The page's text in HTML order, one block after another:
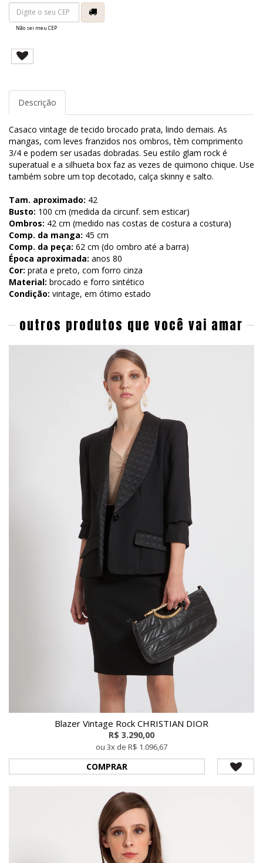
Não sei meu CEP
Descrição
Casaco vintage de tecido brocado prata, lindo demais. As
mangas, com leves franzidos nos ombros, têm comprimento
3/4 e podem ser usadas dobradas. Seu estilo glam rock é
superatual e a silhueta box faz as vezes de quimono chique. Use
também sobre um top decotado, calça skinny e salto.
Tam. aproximado: 42
Busto: 100 cm (medida da circunf. sem esticar)
Ombros: 42 cm (medido nas costas de costura a costura)
Comp. da manga: 45 cm
Comp. da peça: 62 cm (do ombro até a barra)
Época aproximada: anos 80
Cor: prata e preto, com forro cinza
Material: brocado e forro sintético
Condição: vintage, em ótimo estado
outros produtos que você vai amar
Blazer Vintage Rock CHRISTIAN DIOR
R$ 3.290,00
ou 3x de R$ 1.096,67
COMPRAR